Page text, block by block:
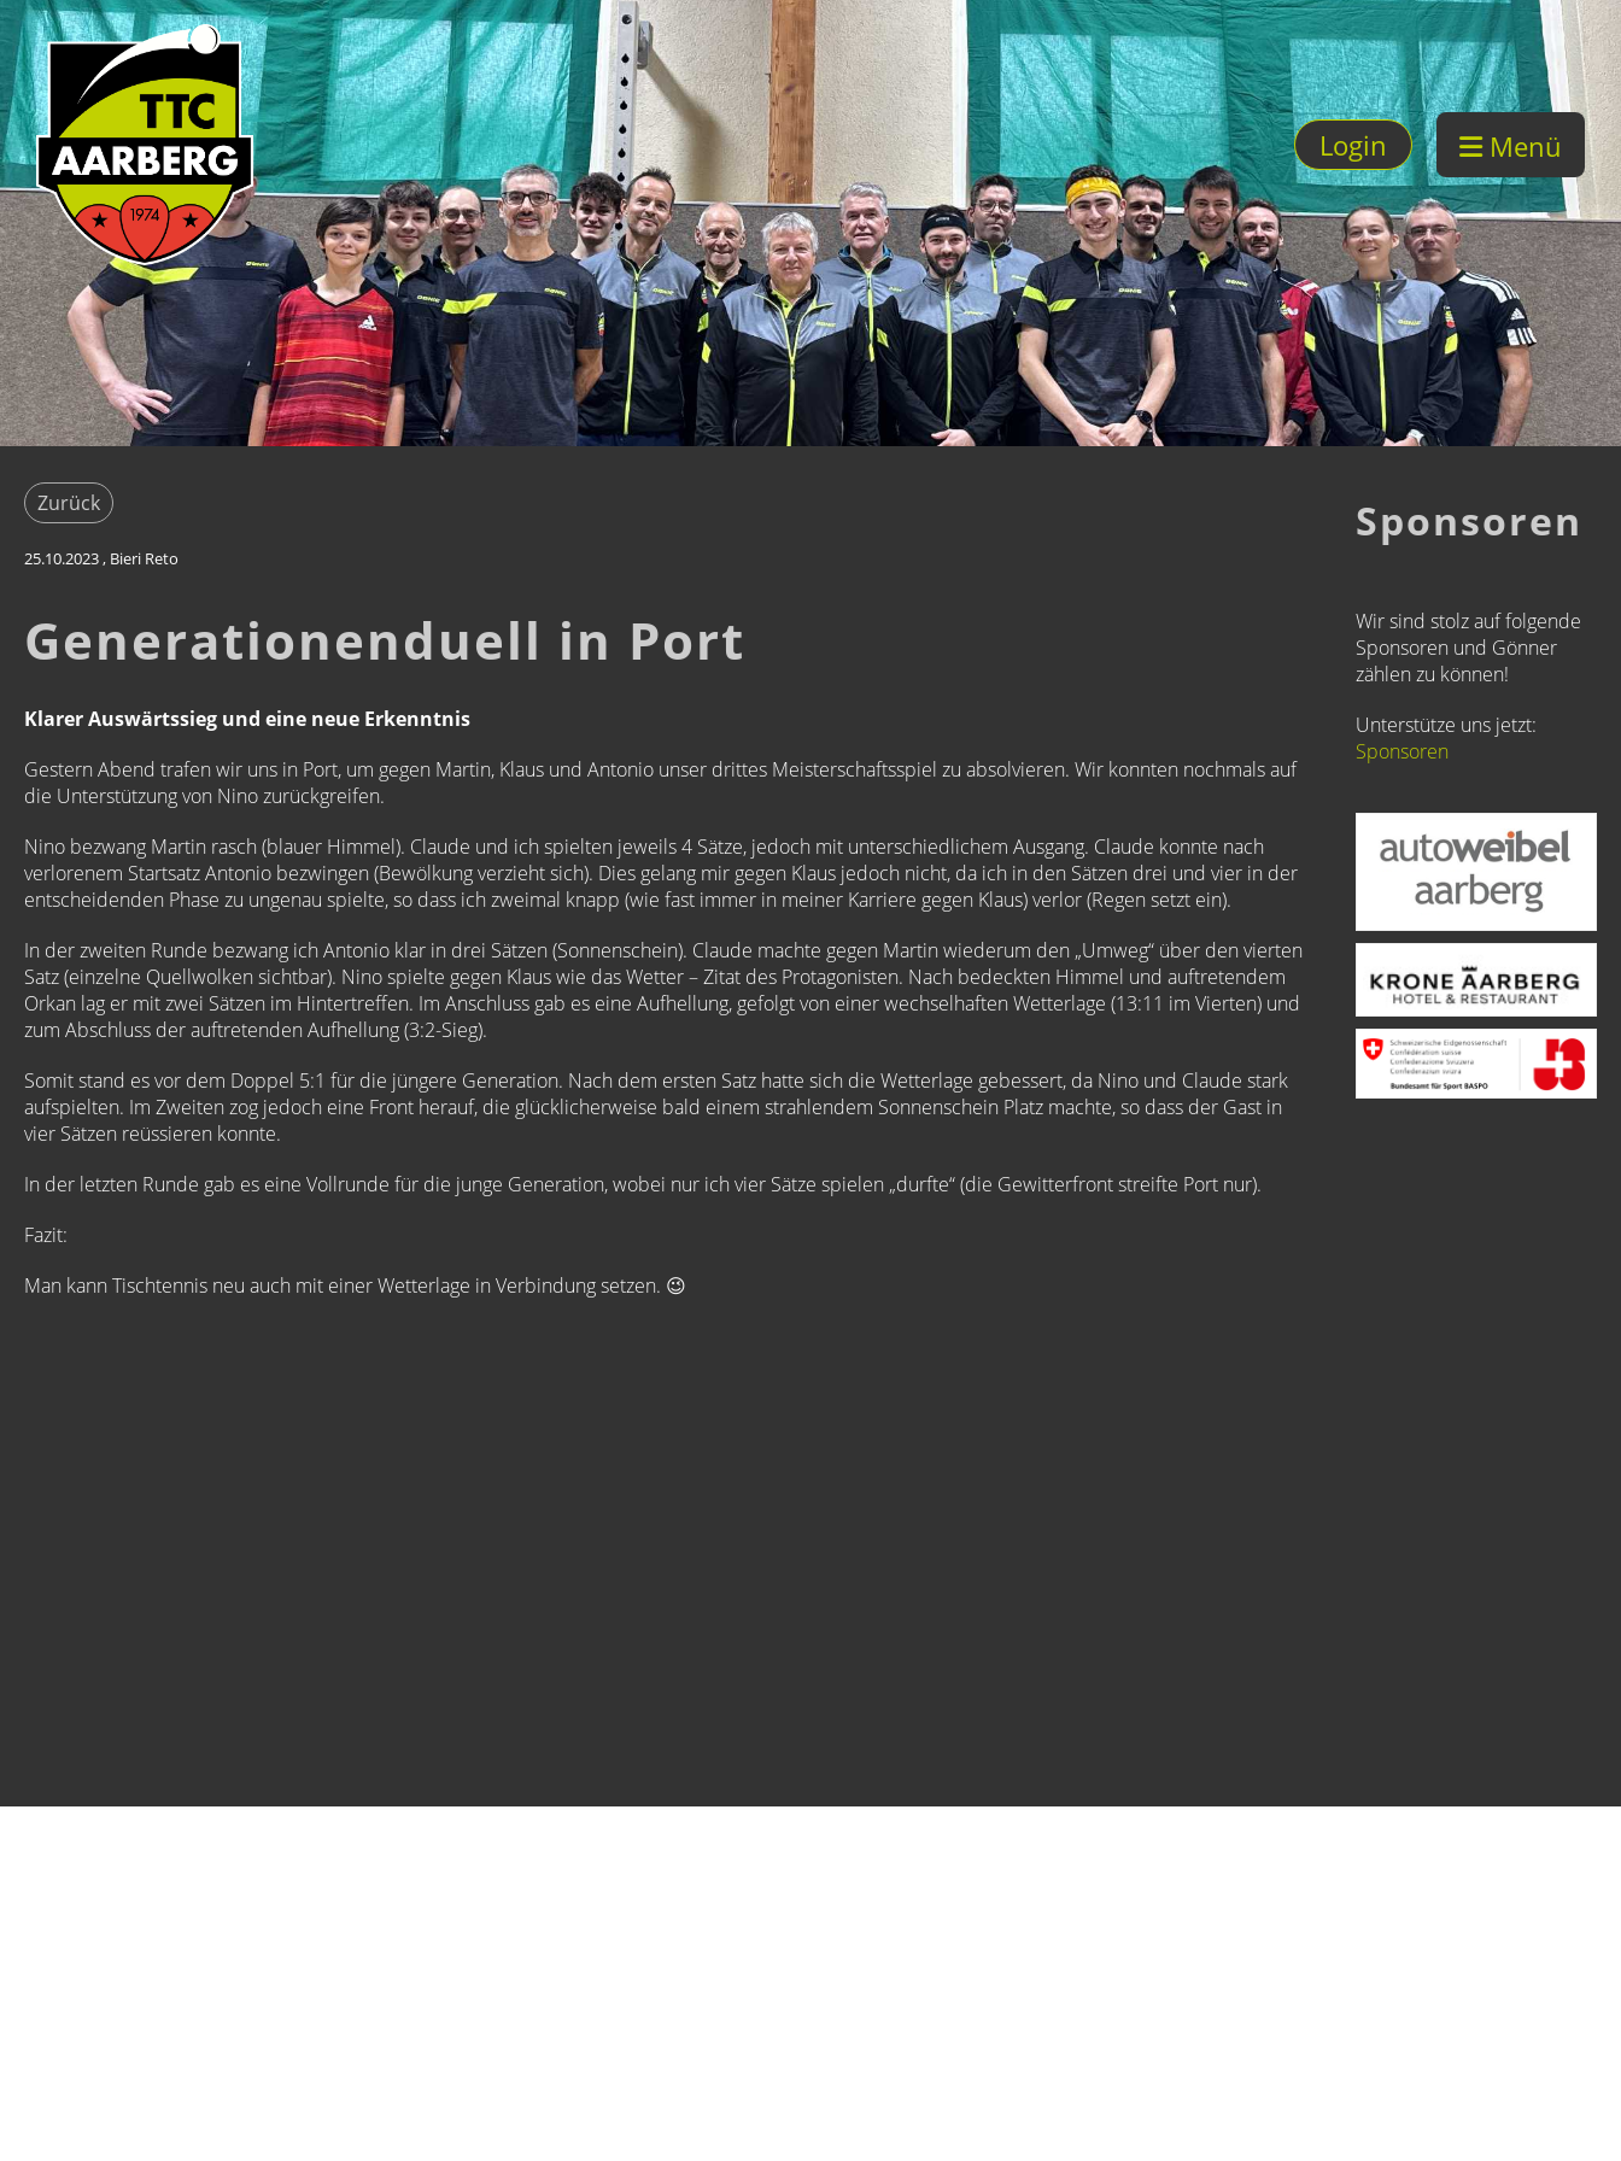
Login Menü
Zurück
25.10.2023, Bieri Reto
Generationenduell in Port
Klarer Auswärtssieg und eine neue Erkenntnis
Gestern Abend trafen wir uns in Port, um gegen Martin, Klaus und Antonio unser drittes Meisterschaftsspiel zu absolvieren. Wir konnten nochmals auf
die Unterstützung von Nino zurückgreifen.
Nino bezwang Martin rasch (blauer Himmel). Claude und ich spielten jeweils 4 Sätze, jedoch mit unterschiedlichem Ausgang. Claude konnte nach
verlorenem Startsatz Antonio bezwingen (Bewölkung verzieht sich). Dies gelang mir gegen Klaus jedoch nicht, da ich in den Sätzen drei und vier in der
entscheidenden Phase zu ungenau spielte, so dass ich zweimal knapp (wie fast immer in meiner Karriere gegen Klaus) verlor (Regen setzt ein).
In der zweiten Runde bezwang ich Antonio klar in drei Sätzen (Sonnenschein). Claude machte gegen Martin wiederum den „Umweg“ über den vierten
Satz (einzelne Quellwolken sichtbar). Nino spielte gegen Klaus wie das Wetter – Zitat des Protagonisten. Nach bedeckten Himmel und auftretendem
Orkan lag er mit zwei Sätzen im Hintertreffen. Im Anschluss gab es eine Aufhellung, gefolgt von einer wechselhaften Wetterlage (13:11 im Vierten) und
zum Abschluss der auftretenden Aufhellung (3:2-Sieg).
Somit stand es vor dem Doppel 5:1 für die jüngere Generation. Nach dem ersten Satz hatte sich die Wetterlage gebessert, da Nino und Claude stark
aufspielten. Im Zweiten zog jedoch eine Front herauf, die glücklicherweise bald einem strahlendem Sonnenschein Platz machte, so dass der Gast in
vier Sätzen reüssieren konnte.
In der letzten Runde gab es eine Vollrunde für die junge Generation, wobei nur ich vier Sätze spielen „durfte“ (die Gewitterfront streifte Port nur).
Fazit:
Man kann Tischtennis neu auch mit einer Wetterlage in Verbindung setzen. 😉
Sponsoren
Wir sind stolz auf folgende
Sponsoren und Gönner
zählen zu können!
Unterstütze uns jetzt:
Sponsoren